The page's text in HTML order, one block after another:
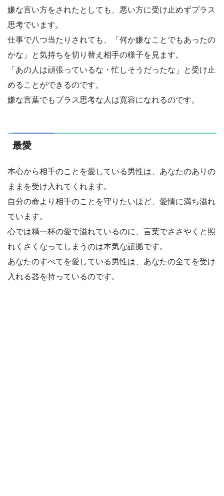
嫌な言い方をされたとしても、悪い方に受け止めずプラス
思考でいます。
仕事で八つ当たりされても、「何か嫌なことでもあったの
かな」と気持ちを切り替え相手の様子を見ます。
「あの人は頑張っているな・忙しそうだったな」と受け止
めることができるのです。
嫌な言葉でもプラス思考な人は寛容になれるのです。
最愛
本心から相手のことを愛している男性は、あなたのありの
ままを受け入れてくれます。
自分の命より相手のことを守りたいほど、愛情に満ち溢れ
ています。
心では精一杯の愛で溢れているのに、言葉でささやくと照
れくさくなってしまうのは本気な証拠です。
あなたのすべてを愛している男性は、あなたの全てを受け
入れる器を持っているのです。